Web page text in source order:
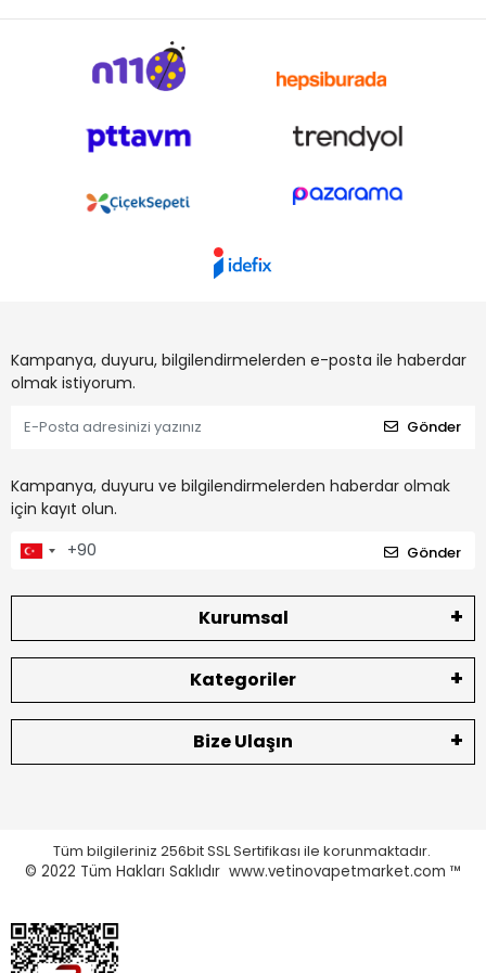
Kampanya, duyuru, bilgilendirmelerden e-posta ile haberdar
olmak istiyorum.
Gönder
Kampanya, duyuru ve bilgilendirmelerden haberdar olmak
için kayıt olun.
Gönder
Kurumsal
Kategoriler
Bize Ulaşın
Tüm bilgileriniz 256bit SSL Sertifikası ile korunmaktadır.
© 2022 Tüm Hakları Saklıdır www.vetinovapetmarket.com ™